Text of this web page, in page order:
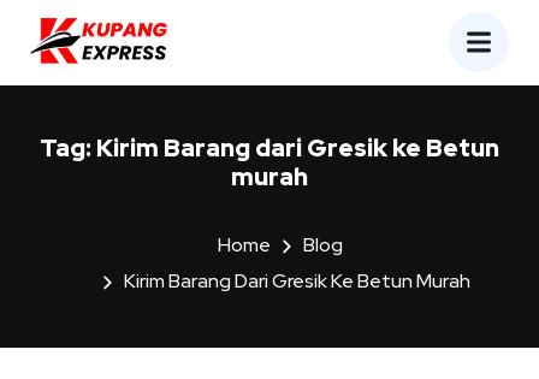
Tag: Kirim Barang dari Gresik ke Betun
murah
Home
Blog
Kirim Barang Dari Gresik Ke Betun Murah